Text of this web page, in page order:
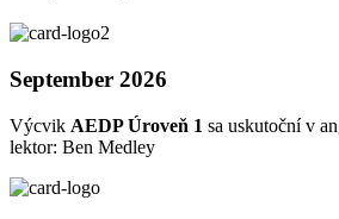
September 2026
Výcvik AEDP Úroveň 1 sa uskutoční v
lektor: Ben Medley